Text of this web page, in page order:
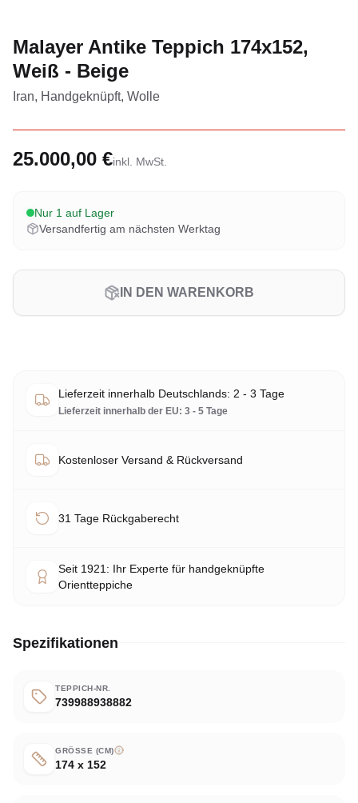
Malayer Antike Teppich 174x152,
Weiß - Beige
Iran, Handgeknüpft, Wolle
25.000,00 €inkl. MwSt.
Nur 1 auf Lager
Versandfertig am nächsten Werktag
IN DEN WARENKORB
Lieferzeit innerhalb Deutschlands: 2 - 3 Tage
Lieferzeit innerhalb der EU: 3 - 5 Tage
Kostenloser Versand & Rückversand
31 Tage Rückgaberecht
Seit 1921: Ihr Experte für handgeknüpfte
Orientteppiche
Spezifikationen
TEPPICH-NR.
739988938882
GRÖSSE (CM)
174 x 152